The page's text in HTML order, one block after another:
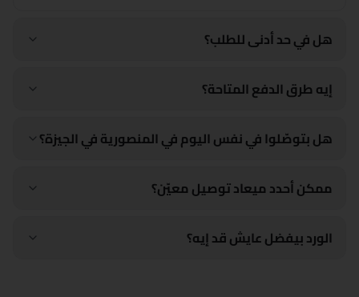
هل في حد أدنى للطلب؟
إيه طرق الدفع المتاحة؟
هل بتوصّلوا في نفس اليوم في المنصورية في الجيزة؟
ممكن أحدد ميعاد توصيل معيّن؟
الورد بيفضل عايش قد إيه؟